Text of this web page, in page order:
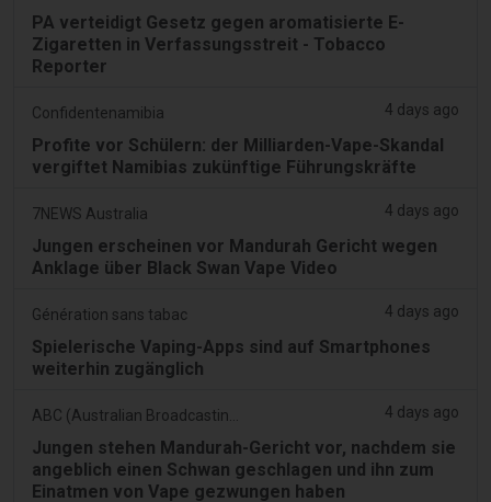
PA verteidigt Gesetz gegen aromatisierte E-
Zigaretten in Verfassungsstreit - Tobacco
Reporter
Confidentenamibia 4 days ago
Profite vor Schülern: der Milliarden-Vape-Skandal
vergiftet Namibias zukünftige Führungskräfte
7NEWS Australia 4 days ago
Jungen erscheinen vor Mandurah Gericht wegen
Anklage über Black Swan Vape Video
Génération sans tabac 4 days ago
Spielerische Vaping-Apps sind auf Smartphones
weiterhin zugänglich
4 days ago
Jungen stehen Mandurah-Gericht vor, nachdem sie
angeblich einen Schwan geschlagen und ihn zum
Einatmen von Vape gezwungen haben